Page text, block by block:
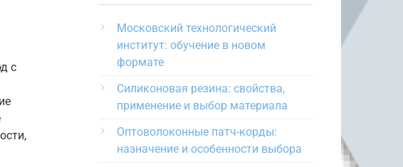
с
Московский технологический
институт: обучение в новом
формате
Силиконовая резина: свойства,
применение и выбор материала
Оптоволоконные патч-корды:
назначение и особенности выбора